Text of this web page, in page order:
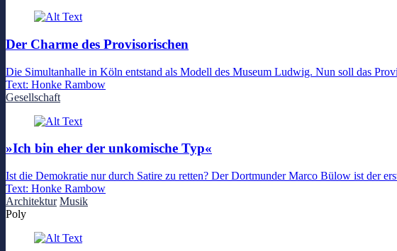
Der Charme des Provisorischen
Die Simultanhalle in Köln entstand als Modell des Museum Ludwig. Nun soll das
Text: Honke Rambow
Gesellschaft
»Ich bin eher der unkomische Typ«
Ist die Demokratie nur durch Satire zu retten? Der Dortmunder Marco Bülow ist der
Text: Honke Rambow
Architektur Musik
Poly